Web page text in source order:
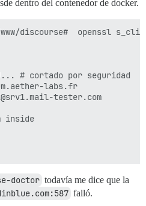
no
discourse#
discourse#
dentro del contenedor de docker.
discourse#  openssl
# cortado por seguridad
labs.fr
tester.com
inside
doctor todavía me dice que la
falló.